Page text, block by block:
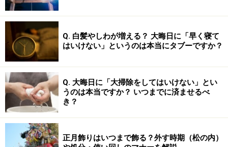
Q. 白髪やしわが増える？ 大晦日に「早く寝て
はいけない」というのは本当にタブーですか？
Q. 大晦日に「大掃除をしてはいけない」とい
うのは本当ですか？ いつまでに済ませるべ
き？
正月飾りはいつまで飾る？外す時期（松の内）